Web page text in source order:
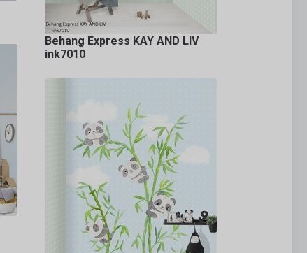
Behang Express KAY AND LIV
ink7010